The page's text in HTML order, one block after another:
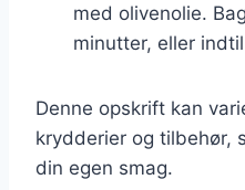
med olivenolie.
minutter, eller
Denne opskrift kan
krydderier og tilbehør,
din egen smag.